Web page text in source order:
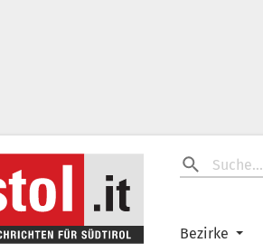
Bezirke